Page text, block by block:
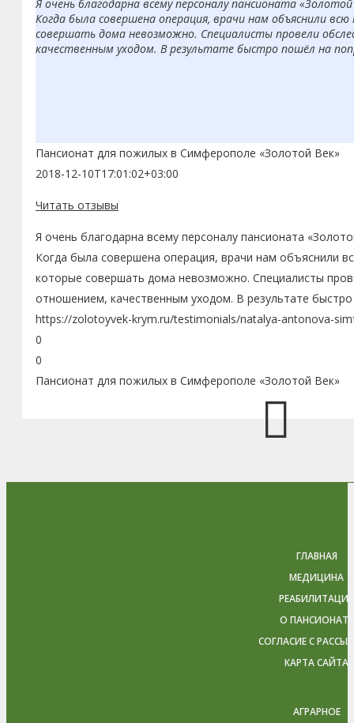
Я очень благодарна всему персоналу пансионата
Когда была совершена операция, врачи нам объяснили
совершать дома невозможно. Специалисты провели
качественным уходом. В результате быстро пошёл на
Пансионат для пожилых в Симферополе «Золотой Век»
2018-12-10T17:01:02+03:00
Читать отзывы
Я очень благодарна всему персоналу пансионата
Когда была совершена операция, врачи нам объяснили
которые совершать дома невозможно. Специалисты
отношением, качественным уходом. В результате
https://zolotoyvek-krym.ru/testimonials/natalya-antonova-
0
0
Пансионат для пожилых в Симферополе «Золотой Век»
ГЛАВНАЯ
МЕДИЦИНА
РЕАБИЛИТАЦИЯ
О ПАНСИОНАТЕ
СОГЛАСИЕ С
КАРТА САЙТА
АГРАРНОЕ